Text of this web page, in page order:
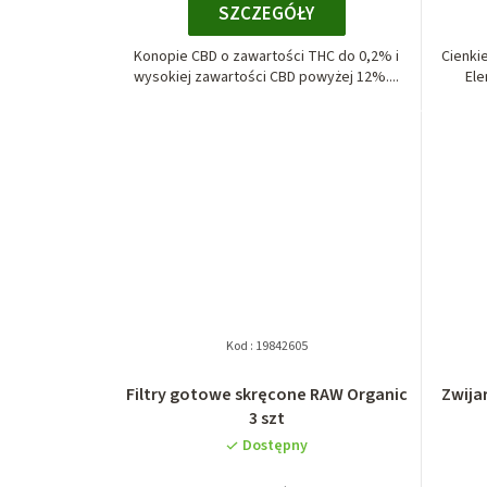
SZCZEGÓŁY
Konopie CBD o zawartości THC do 0,2% i
wysokiej zawartości CBD powyżej 12%....
Filtry gotowe skręcone RAW Organic
3 szt
Dostępny
Kod : 19842605